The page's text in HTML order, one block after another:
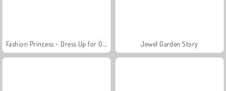
Jewel Garden Story